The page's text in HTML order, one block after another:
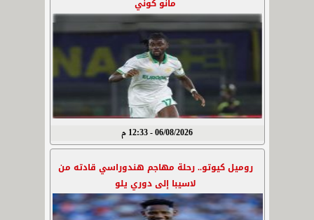
مانو كوني
06/08/2026 - 12:33 م
روميل كيوتو.. رحلة مهاجم هندوراسي قادته من
لاسيبا إلى دوري يلو